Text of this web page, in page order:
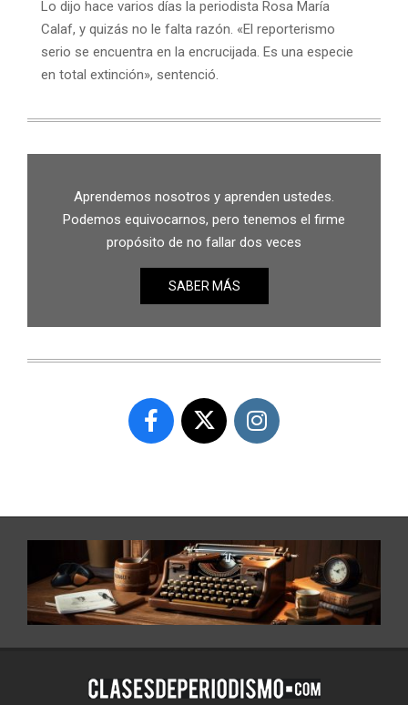
Lo dijo hace varios días la periodista Rosa María
Calaf, y quizás no le falta razón. «El reporterismo
serio se encuentra en la encrucijada. Es una especie
en total extinción», sentenció.
Aprendemos nosotros y aprenden ustedes.
Podemos equivocarnos, pero tenemos el firme
propósito de no fallar dos veces
SABER MÁS